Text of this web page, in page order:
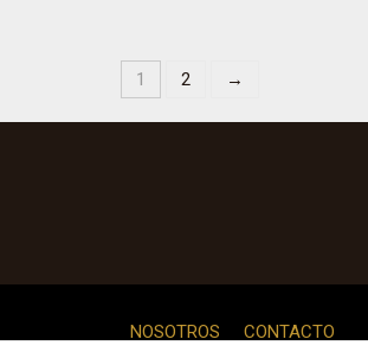
1 2 →
NOSOTROS CONTACTO